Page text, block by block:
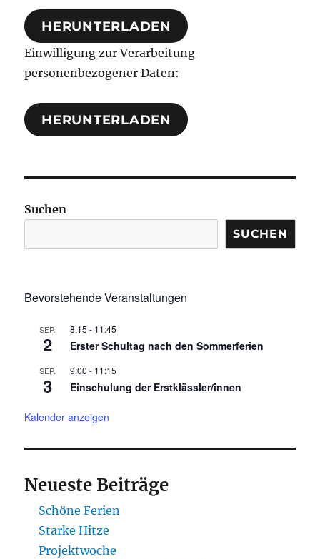
HERUNTERLADEN
Einwilligung zur Verarbeitung
personenbezogener Daten:
HERUNTERLADEN
Suchen
SUCHEN
Bevorstehende Veranstaltungen
SEP.
2
8:15 - 11:45
Erster Schultag nach den Sommerferien
SEP.
3
9:00 - 11:15
Einschulung der Erstklässler/innen
Kalender anzeigen
Neueste Beiträge
Schöne Ferien
Starke Hitze
Projektwoche